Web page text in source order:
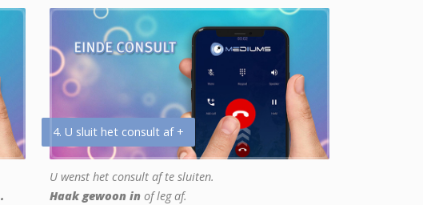
4. U sluit het consult af +
U wenst het consult af te sluiten.
Haak gewoon in of leg af.